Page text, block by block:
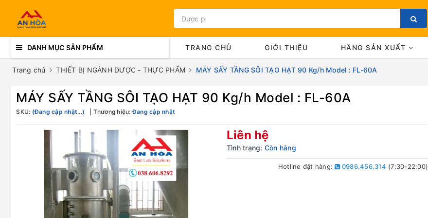
DANH MỤC SẢN PHẨM TRANG CHỦ GIỚI THIỆU HÃNG SẢN XUẤT
Trang chủ THIẾT BỊ NGÀNH DƯỢC - THỰC PHẨM MÁY SẤY TẦNG SÔI TẠO HẠT 90 Kg/h Model : FL-60A
MÁY SẤY TẦNG SÔI TẠO HẠT 90 Kg/h Model : FL-60A
SKU: (Đang cập nhật...) Thương hiệu:Đang cập nhật
Liên hệ
Tình trạng: Còn hàng
Hotline đặt hàng: 0986.456.314 (7:30-22:00)